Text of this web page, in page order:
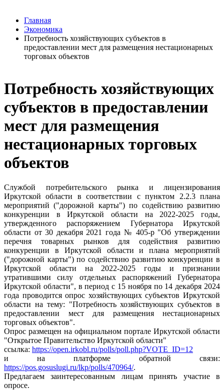
Потребность хозяйствующих
субъектов в предоставлении
мест для размещения
нестационарных торговых
объектов
Службой потребительского рынка и лицензирования
Иркутской области в соответствии с пунктом 2.2.3 плана
мероприятий ("дорожной карты") по содействию развитию
конкуренции в Иркутской области на 2022-2025 годы,
утвержденного распоряжением Губернатора Иркутской
области от 30 декабря 2021 года № 405-р "Об утверждении
перечня товарных рынков для содействия развитию
конкуренции в Иркутской области и плана мероприятий
("дорожной карты") по содействию развитию конкуренции в
Иркутской области на 2022-2025 годы и признании
утратившими силу отдельных распоряжений Губернатора
Иркутской области", в период с 15 ноября по 14 декабря 2024
года проводится опрос хозяйствующих субъектов Иркутской
области на тему: "Потребность хозяйствующих субъектов в
предоставлении мест для размещения нестационарных
торговых объектов".
Опрос размещен на официальном портале Иркутской области
"Открытое Правительство Иркутской области"
ссылка: https://open.irkobl.ru/polls/poll.php?VOTE_ID=12
и на платформе обратной связи:
https://pos.gosuslugi.ru/lkp/polls/470964/.
Предлагаем заинтересованным лицам принять участие в
опросе.
Главная
Экономика
Потребность хозяйствующих субъектов в
предоставлении мест для размещения нестационарных
торговых объектов